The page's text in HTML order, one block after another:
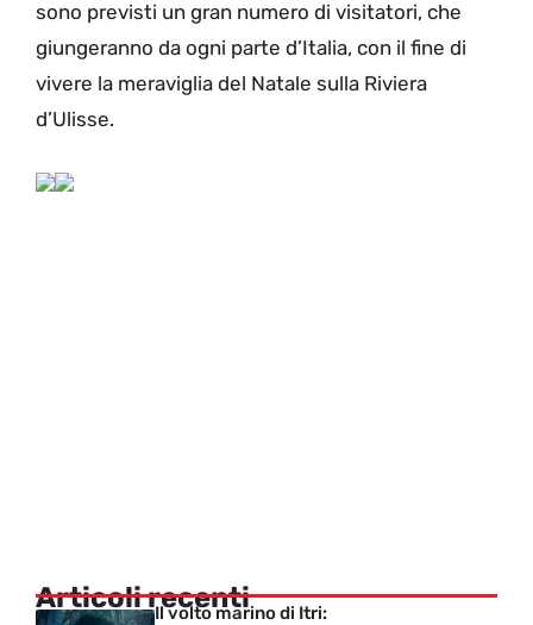
sono previsti un gran numero di visitatori, che
giungeranno da ogni parte d’Italia, con il fine di
vivere la meraviglia del Natale sulla Riviera
d’Ulisse.
Articoli recenti
Il volto marino di Itri: